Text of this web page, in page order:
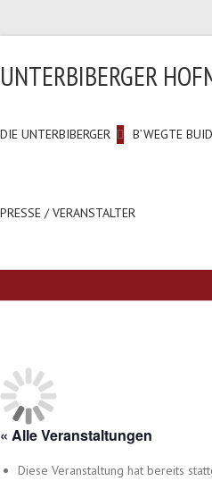
UNTERBIBERGER
DIE UNTERBIBERGER B’WEGTE
PRESSE / VERANSTALTER
« Alle Veranstaltungen
Diese Veranstaltung hat bereits